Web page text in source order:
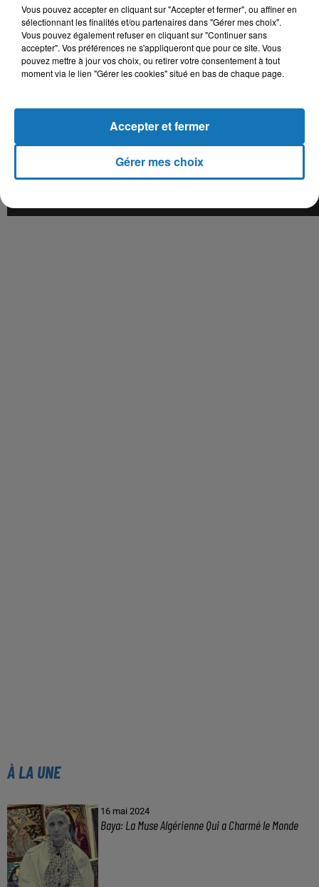
À LA UNE
16 mai 2024
Baya: La Muse Algérienne Qui a Charmé le Monde
Vous pouvez accepter en cliquant sur "Accepter et fermer", ou affiner en
sélectionnant les finalités et/ou partenaires dans "Gérer mes choix".
Vous pouvez également refuser en cliquant sur "Continuer sans
accepter". Vos préférences ne s'appliqueront que pour ce site. Vous
pouvez mettre à jour vos choix, ou retirer votre consentement à tout
moment via le lien "Gérer les cookies" situé en bas de chaque page.
Gérer mes choix
Accepter et fermer